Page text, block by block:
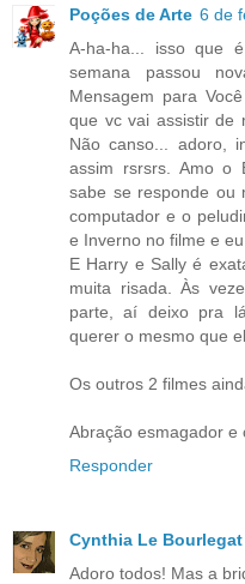
Poções de Arte 6 de
A-ha-ha... isso que
semana passou
Mensagem para
que vc vai assistir de
Não canso... adoro,
assim rsrsrs. Amo o
sabe se responde ou
computador e o
e Inverno no filme e
E Harry e Sally é
muita risada. Às
parte, aí deixo pra
querer o mesmo que
Os outros 2 filmes
Abração esmagador e
Responder
Cynthia Le Bourlegat
Adoro todos! Mas a